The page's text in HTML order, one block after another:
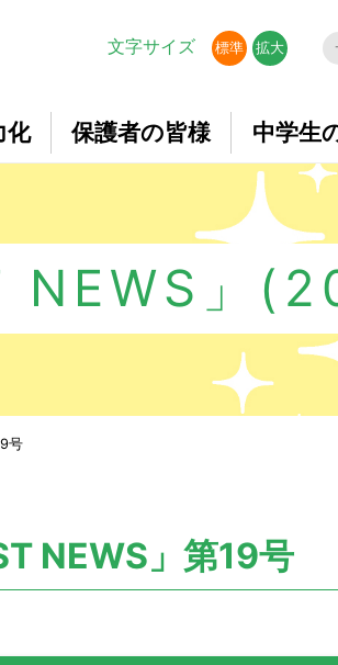
文字サイズ
標準 拡大
化 保護者の皆様 中学生
NEWS」
号
NEWS」第19号